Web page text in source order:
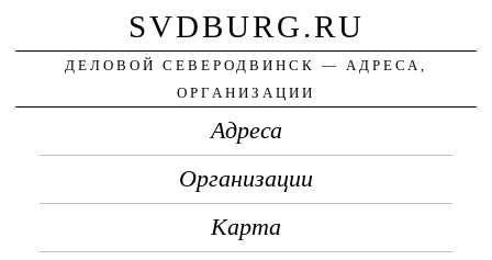
SVDBURG.RU
ДЕЛОВОЙ СЕВЕРОДВИНСК — АДРЕСА,
ОРГАНИЗАЦИИ
Адреса
Организации
Карта